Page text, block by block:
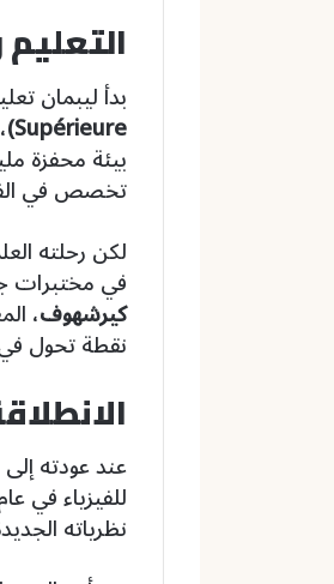
بدأ ليبمان
Supérieure)
بيئة محفزة
تخصص في
لكن رحلته
في مختبرات
كيرشهوف،
نقطة تحول في
عند عودته
للفيزياء في
نظرياته